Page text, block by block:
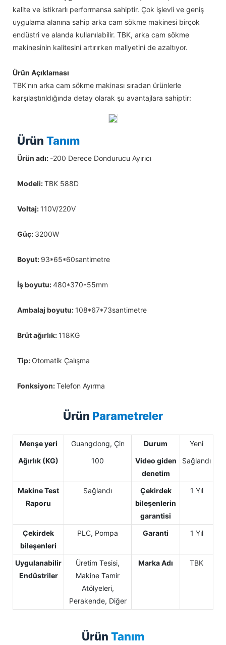
kalite ve istikrarlı performansa sahiptir. Çok işlevli ve geniş
uygulama alanına sahip arka cam sökme makinesi birçok
endüstri ve alanda kullanılabilir. TBK, arka cam sökme
makinesinin kalitesini artırırken maliyetini de azaltıyor.
Ürün Açıklaması
TBK'nın arka cam sökme makinası sıradan ürünlerle
karşılaştırıldığında detay olarak şu avantajlara sahiptir:
Ürün Tanım
Ürün adı: -200 Derece Dondurucu Ayırıcı
Modeli:TBK 588D
Voltaj: 110V/220V
Güç: 3200W
Boyut: 93*65*60santimetre
İş boyutu:480*370*55mm
Ambalaj boyutu: 108*67*73santimetre
Brüt ağırlık: 118KG
Tip: Otomatik Çalışma
Fonksiyon:Telefon Ayırma
Ürün Parametreler
Menşe yeri Guangdong, Çin Durum
Yeni
Ağırlık (KG)
100
Video giden
denetim
Sağlandı
Makine Test
Raporu
Sağlandı
Çekirdek
bileşenlerin
garantisi
1 Yıl
Çekirdek
bileşenleri
PLC, Pompa Garanti 1 Yıl
Uygulanabilir
Endüstriler
Üretim Tesisi,
Makine Tamir
Atölyeleri,
Perakende, Diğer
Marka Adı TBK
Ürün Tanım